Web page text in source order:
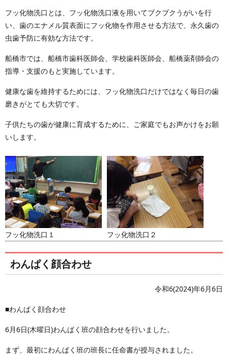
フッ化物洗口とは、フッ化物洗口液を用いてブクブクうがいを行
い、歯のエナメル質表面にフッ化物を作用させる方法で、永久歯の
虫歯予防に有効な方法です。
船橋市では、船橋市歯科医師会、学校歯科医師会、船橋薬剤師会の
指導・支援のもと実施しています。
健康な歯を維持するためには、フッ化物洗口だけではなく毎日の歯
磨きがとても大切です。
子供たちの歯が健康に育成するために、ご家庭でもお声かけをお願
いします。
フッ化物洗口１ フッ化物洗口２
わんぱく顔合わせ
令和6(2024)年6月6日
■わんぱく顔合わせ
6月6日(木曜日)わんぱく班の顔合わせを行いました。
まず、最初にわんぱく班の班長に任命書が授与されました。